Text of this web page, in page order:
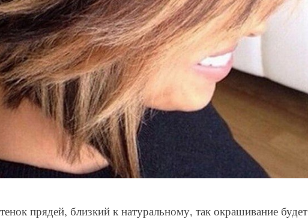
прядей, близкий к натуральному, так окрашивание будет